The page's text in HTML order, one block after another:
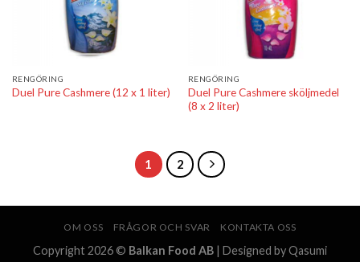
RENGÖRING
Duel Pure Cashmere (12 x 1 liter)
RENGÖRING
Duel Pure Cashmere sköljmedel
(8 x 2 liter)
1 2
OM OSS FRÅGOR OCH SVAR KONTAKTA OSS
Copyright 2026 © Balkan Food AB | Designed by Qasumi